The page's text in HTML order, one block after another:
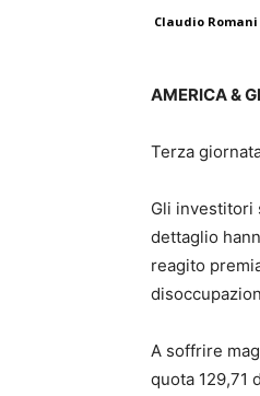
Claudio Romani
AMERICA &
Terza
Gli investitori
dettaglio
reagito
A soffrire
quota 129,71